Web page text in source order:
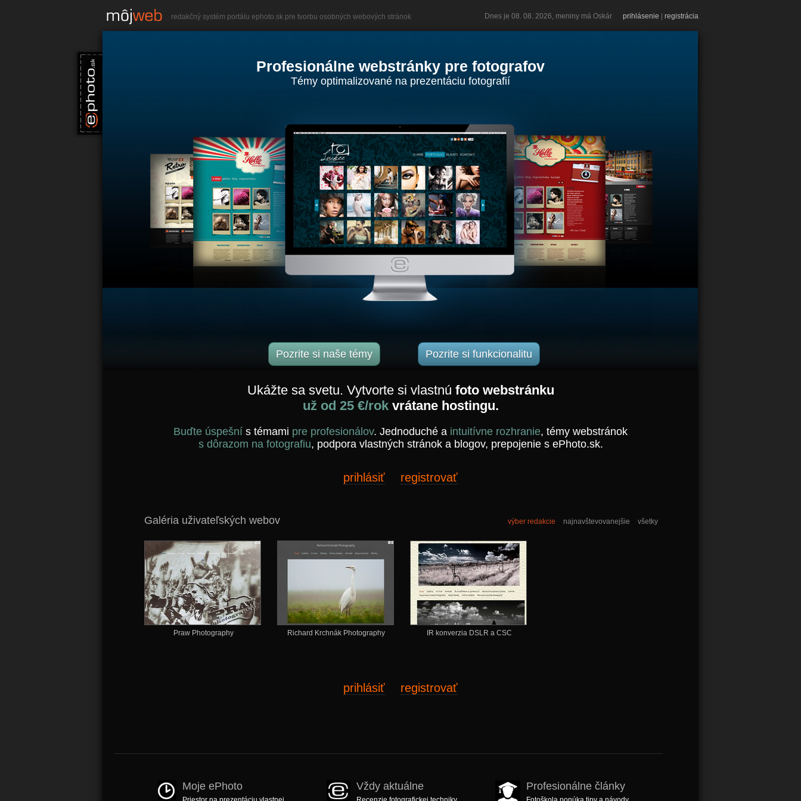
redakčný systém portálu ephoto.sk pre tvorbu osobných webových stránok Dnes je 08. 08. 2026, meniny má Oskár prihlásenie registrácia
Profesionálne webstránky pre fotografov
Témy optimalizované na prezentáciu fotografií
Pozrite si naše témy Pozrite si funkcionalitu
Ukážte sa svetu. Vytvorte si vlastnú foto webstránku
už od 25 €/rokvrátane hostingu.
Buďte úspešní s témami pre profesionálov. Jednoduché a intuitívne rozhranie, témy webstránok
s dôrazom na fotografiu, podpora vlastných stránok a blogov, prepojenie s ePhoto.sk.
prihlásiť registrovať
výber redakcie najnavštevovanejšie všetky
Galéria uživateľských webov
Praw Photography Richard Krchnák Photography IR konverzia DSLR a CSC
prihlásiť registrovať
Moje ePhoto Vždy aktuálne Profesionálne články